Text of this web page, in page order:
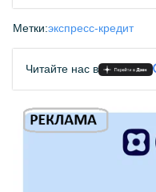
Метки:экспресс-кредит
Читайте нас в